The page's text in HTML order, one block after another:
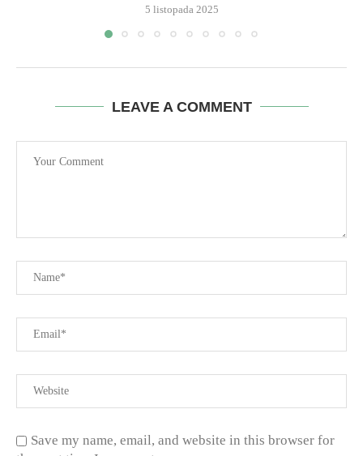
5 listopada 2025
LEAVE A COMMENT
Save my name, email, and website in this browser for